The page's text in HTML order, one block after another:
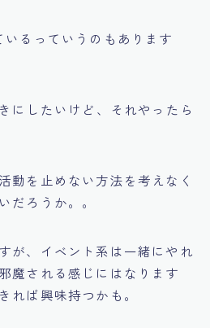
るっていうのもあります
にしたいけど、それやったら
動を止めない方法を考えなく
だろうか。。
が、イベント系は一緒にやれ
魔される感じにはなります
れば興味持つかも。